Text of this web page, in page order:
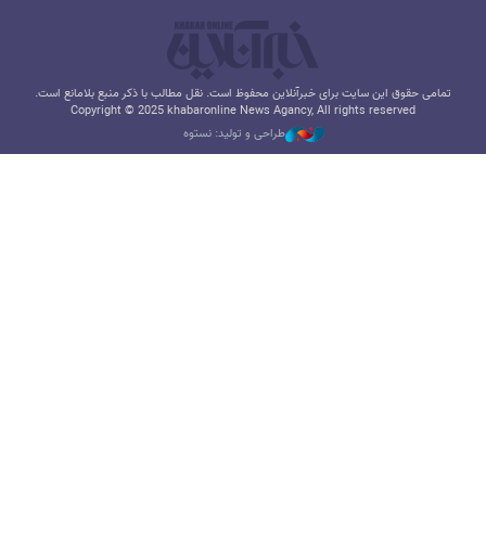
تمامی حقوق این سایت برای خبرآنلاین محفوظ است. نقل مطالب با ذکر منبع بلامانع است.
Copyright © 2025 khabaronline News Agancy, All rights reserved
طراحی و تولید: نستوه